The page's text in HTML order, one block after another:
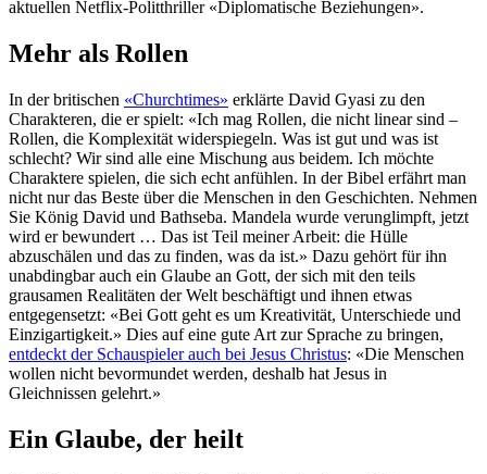
aktuellen Netflix-Politthriller «Diplomatische Beziehungen».
Mehr als Rollen
In der britischen «Churchtimes» erklärte David Gyasi zu den
Charakteren, die er spielt: «Ich mag Rollen, die nicht linear sind –
Rollen, die Komplexität widerspiegeln. Was ist gut und was ist
schlecht? Wir sind alle eine Mischung aus beidem. Ich möchte
Charaktere spielen, die sich echt anfühlen. In der Bibel erfährt man
nicht nur das Beste über die Menschen in den Geschichten. Nehmen
Sie König David und Bathseba. Mandela wurde verunglimpft, jetzt
wird er bewundert … Das ist Teil meiner Arbeit: die Hülle
abzuschälen und das zu finden, was da ist.» Dazu gehört für ihn
unabdingbar auch ein Glaube an Gott, der sich mit den teils
grausamen Realitäten der Welt beschäftigt und ihnen etwas
entgegensetzt: «Bei Gott geht es um Kreativität, Unterschiede und
Einzigartigkeit.» Dies auf eine gute Art zur Sprache zu bringen,
entdeckt der Schauspieler auch bei Jesus Christus: «Die Menschen
wollen nicht bevormundet werden, deshalb hat Jesus in
Gleichnissen gelehrt.»
Ein Glaube, der heilt